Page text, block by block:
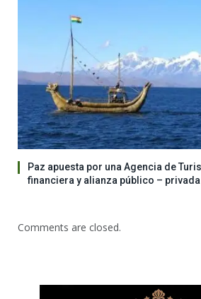
Paz apuesta por una Agencia de
financiera y alianza público – privada
Comments are closed.